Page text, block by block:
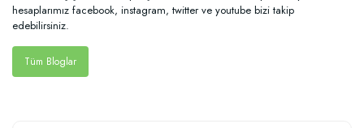
hesaplarımız facebook, instagram, twitter ve youtube bizi takip
edebilirsiniz.
Tüm Bloglar